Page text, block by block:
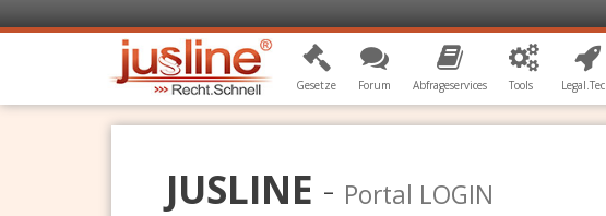
Gesetze Forum Abfrageservices Tools
JUSLINE - Portal LOGIN